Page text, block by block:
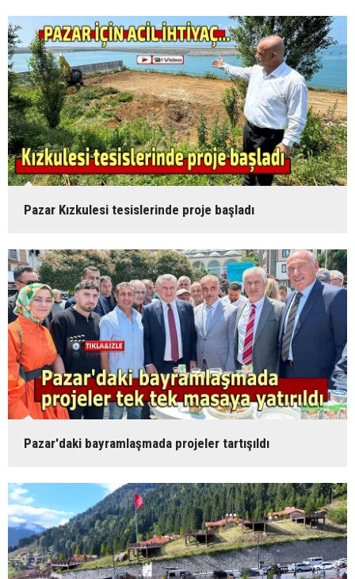
Pazar Kızkulesi tesislerinde proje başladı
Pazar'daki bayramlaşmada projeler tartışıldı